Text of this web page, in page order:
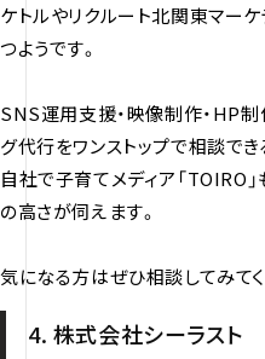
ケトルやリクルート北関東マー
つようです。
SNS運用支援・映像制作・HP制
グ代行をワンストップで相談でき
自社で子育てメディア「TOIRO
の高さが伺えます。
気になる方はぜひ相談してみてく
4. 株式会社シーラスト